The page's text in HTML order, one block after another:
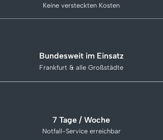
Keine versteckten Kosten
Bundesweit im Einsatz
Frankfurt & alle Großstädte
7 Tage / Woche
Notfall-Service erreichbar